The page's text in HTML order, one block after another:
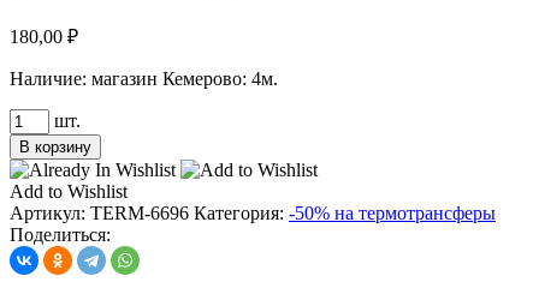
180,00 ₽
Наличие: магазин Кемерово: 4м.
Количество
товара
термотрансфер
00-
76
9
мая
-
шт.
В корзину
Add to Wishlist
Артикул: TERM-6696 Категория: -50% на термотрансферы
Поделиться: